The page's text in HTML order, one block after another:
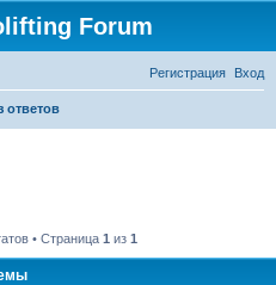
Forum
Вход
Регистрация
ответов
• Страница 1 из 1